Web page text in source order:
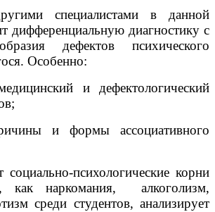
специалистами в данной
дифференциальную диагностику с
дефектов психического
Особенно:
и дефектологический
и формы ассоциативного
социально-психологические корни
как наркомания, алкоголизм,
среди студентов, анализирует